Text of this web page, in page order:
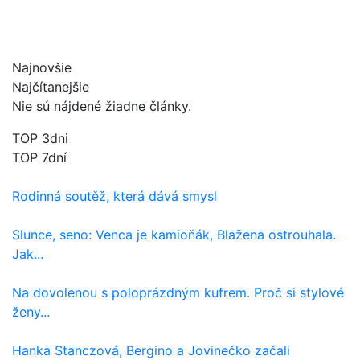
Najnovšie
Najčítanejšie
Nie sú nájdené žiadne články.
TOP 3dni
TOP 7dní
Rodinná soutěž, která dává smysl
Slunce, seno: Venca je kamioňák, Blažena ostrouhala.
Jak...
Na dovolenou s poloprázdným kufrem. Proč si stylové
ženy...
Hanka Stanczová, Bergino a Jovinečko začali